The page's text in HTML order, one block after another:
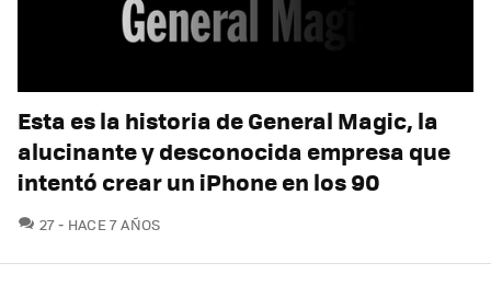
Esta es la historia de General Magic, la
alucinante y desconocida empresa que
intentó crear un iPhone en los 90
27COMENTARIOS
HACE 7 AÑOS